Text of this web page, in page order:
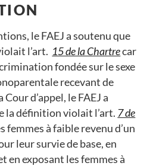
le FAEJ a soutenu que
l’art. 15 de la Chartrecar
fondée sur le sexe
recevant de
d’appel, le FAEJ a
la définition violait l’art. 7 de
femmes à faible revenu d’un
leur survie de base, en
en exposant les femmes à